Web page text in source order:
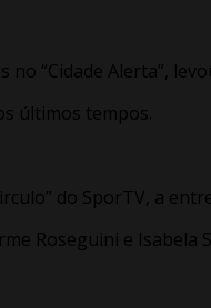
“Cidade Alerta”,
últimos tempos.
do SporTV, a
Roseguini e Isabela